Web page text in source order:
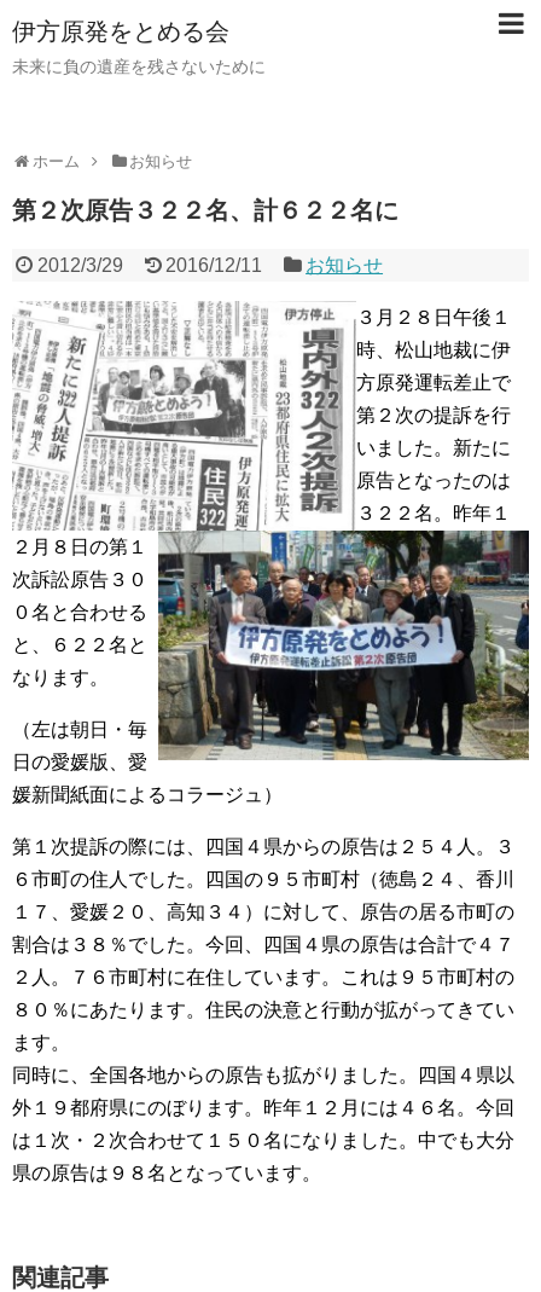
伊方原発をとめる会
未来に負の遺産を残さないために
ホーム お知らせ
第２次原告３２２名、計６２２名に
2012/3/29 2016/12/11 お知らせ
３月２８日午後１
時、松山地裁に伊
方原発運転差止で
第２次の提訴を行
いました。新たに
原告となったのは
３２２名。昨年１
２月８日の第１
次訴訟原告３０
０名と合わせる
と、６２２名と
なります。
（左は朝日・毎
日の愛媛版、愛
媛新聞紙面によるコラージュ）
第１次提訴の際には、四国４県からの原告は２５４人。３
６市町の住人でした。四国の９５市町村（徳島２４、香川
１７、愛媛２０、高知３４）に対して、原告の居る市町の
割合は３８％でした。今回、四国４県の原告は合計で４７
２人。７６市町村に在住しています。これは９５市町村の
８０％にあたります。住民の決意と行動が拡がってきてい
ます。
同時に、全国各地からの原告も拡がりました。四国４県以
外１９都府県にのぼります。昨年１２月には４６名。今回
は１次・２次合わせて１５０名になりました。中でも大分
県の原告は９８名となっています。
関連記事